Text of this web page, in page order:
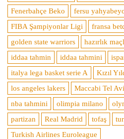
Fenerbahçe Beko
fersu
FIBA Şampiyonlar Ligi
fransa
golden state warriors
hazırlık
iddaa tahmin
iddaa tahmini
italya lega basket serie A
Kızıl
los angeles lakers
Maccabi Tel
nba tahmini
olimpia milano
partizan
Real Madrid tofaş
Turkish Airlines Euroleague